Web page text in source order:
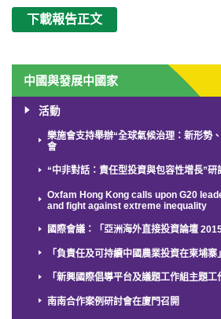
中國與發展中國家
活動
樂施會支持舉辦“全球氣候治理：新形勢
會
“中非對話：責任型投資與包容性增長”研
Oxfam Hong Kong calls upon G20
and fight against extreme inequality
國際會議：「亞洲海外直接投資論壇
「負責任及可持續中國農業投資在柬埔
「新興國際倡導平台及議題工作組主題
南南合作案例研討會在廈門召開
下載報告正文